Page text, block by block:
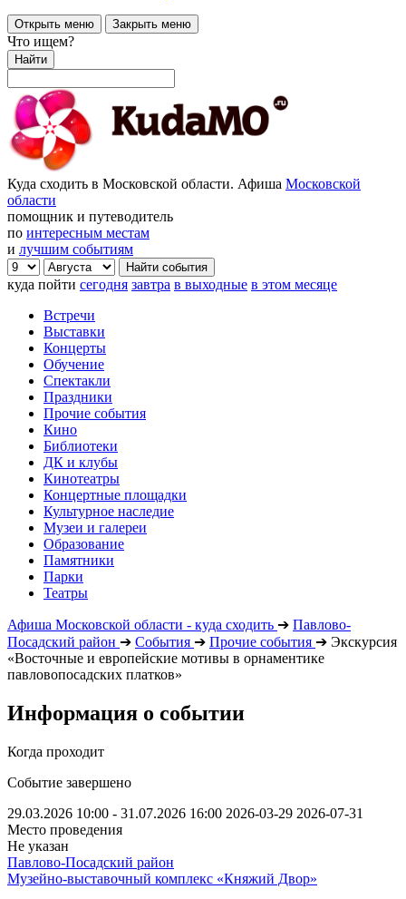
Открыть меню Закрыть меню
Что ищем?
Найти
Куда сходить в Московской области. Афиша Московской
области
помощник и путеводитель
по интересным местам
и лучшим событиям
куда пойти сегодня завтра в выходные в этом месяце
Встречи
Выставки
Концерты
Обучение
Спектакли
Праздники
Прочие события
Кино
Библиотеки
ДК и клубы
Кинотеатры
Концертные площадки
Культурное наследие
Музеи и галереи
Образование
Памятники
Парки
Театры
Афиша Московской области - куда сходить ➔ Павлово-
Посадский район ➔ События ➔ Прочие события ➔ Экскурсия
«Восточные и европейские мотивы в орнаментике
павловопосадских платков»
Информация о событии
Когда проходит
Событие завершено
29.03.2026 10:00 - 31.07.2026 16:00 2026-03-29 2026-07-31
Место проведения
Не указан
Павлово-Посадский район
Музейно-выставочный комплекс «Княжий Двор»